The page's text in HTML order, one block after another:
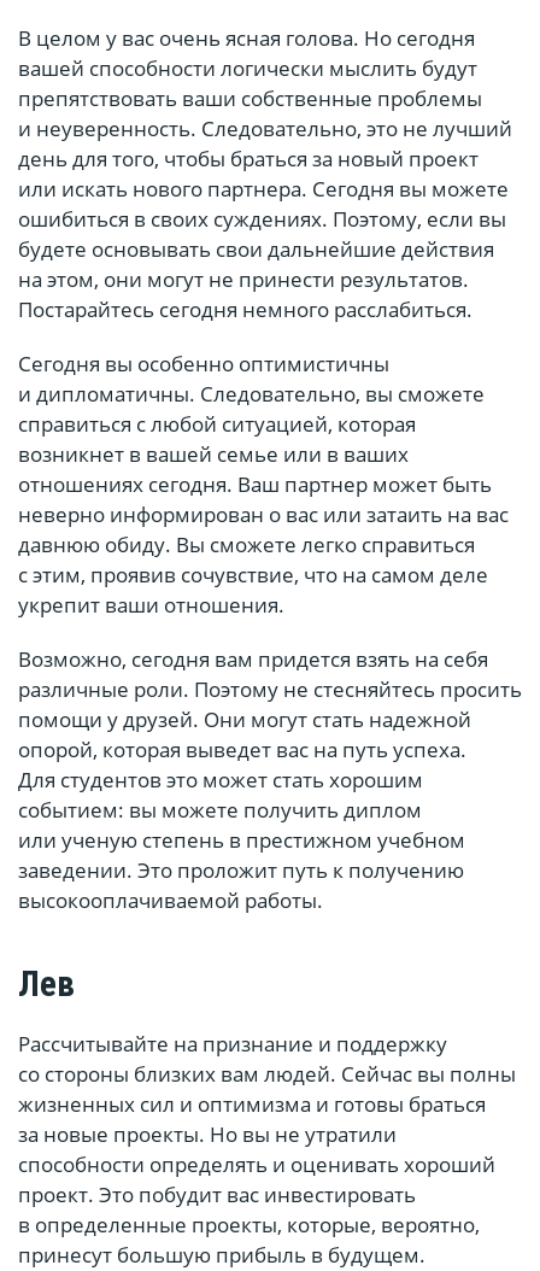
В целом у вас очень ясная голова. Но сегодня
вашей способности логически мыслить будут
препятствовать ваши собственные проблемы
и неуверенность. Следовательно, это не лучший
день для того, чтобы браться за новый проект
или искать нового партнера. Сегодня вы можете
ошибиться в своих суждениях. Поэтому, если вы
будете основывать свои дальнейшие действия
на этом, они могут не принести результатов.
Постарайтесь сегодня немного расслабиться.
Сегодня вы особенно оптимистичны
и дипломатичны. Следовательно, вы сможете
справиться с любой ситуацией, которая
возникнет в вашей семье или в ваших
отношениях сегодня. Ваш партнер может быть
неверно информирован о вас или затаить на вас
давнюю обиду. Вы сможете легко справиться
с этим, проявив сочувствие, что на самом деле
укрепит ваши отношения.
Возможно, сегодня вам придется взять на себя
различные роли. Поэтому не стесняйтесь просить
помощи у друзей. Они могут стать надежной
опорой, которая выведет вас на путь успеха.
Для студентов это может стать хорошим
событием: вы можете получить диплом
или ученую степень в престижном учебном
заведении. Это проложит путь к получению
высокооплачиваемой работы.
Лев
Рассчитывайте на признание и поддержку
со стороны близких вам людей. Сейчас вы полны
жизненных сил и оптимизма и готовы браться
за новые проекты. Но вы не утратили
способности определять и оценивать хороший
проект. Это побудит вас инвестировать
в определенные проекты, которые, вероятно,
принесут большую прибыль в будущем.